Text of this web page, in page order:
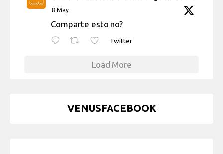
8 May
Comparte esto no?
Twitter
Load More
VENUSFACEBOOK